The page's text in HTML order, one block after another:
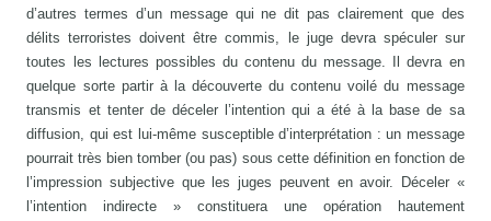
d’autres termes d’un message qui ne dit pas clairement que des
délits terroristes doivent être commis, le juge devra spéculer sur
toutes les lectures possibles du contenu du message. Il devra en
quelque sorte partir à la découverte du contenu voilé du message
transmis et tenter de déceler l’intention qui a été à la base de sa
diffusion, qui est lui-même susceptible d’interprétation : un message
pourrait très bien tomber (ou pas) sous cette définition en fonction de
l’impression subjective que les juges peuvent en avoir. Déceler «
l’intention indirecte » constituera une opération hautement